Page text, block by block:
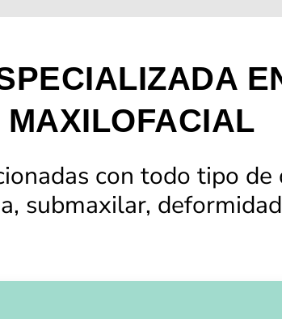
MAXILOFACIAL
con todo tipo
submaxilar,